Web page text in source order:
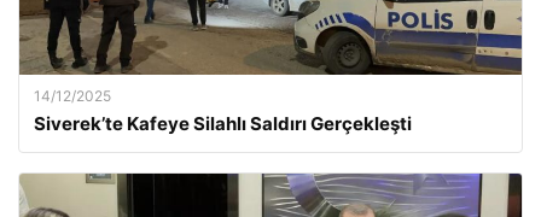
14/12/2025
Siverek’te Kafeye Silahlı Saldırı Gerçekleşti